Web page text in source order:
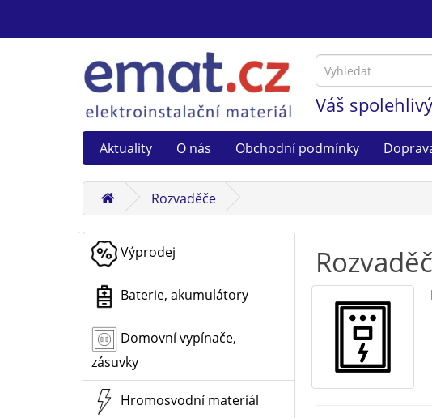
Váš
Aktuality O nás Obchodní podmínky
Rozvaděče
Výprodej
Baterie, akumulátory
Domovní vypínače,
zásuvky
Hromosvodní materiál